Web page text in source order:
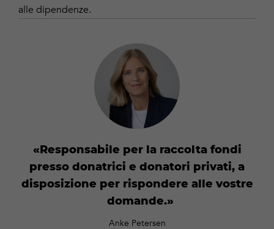
alle dipendenze.
Responsabile per la raccolta fondi
presso donatrici e donatori privati, a
disposizione per rispondere alle vostre
domande.
Anke Petersen